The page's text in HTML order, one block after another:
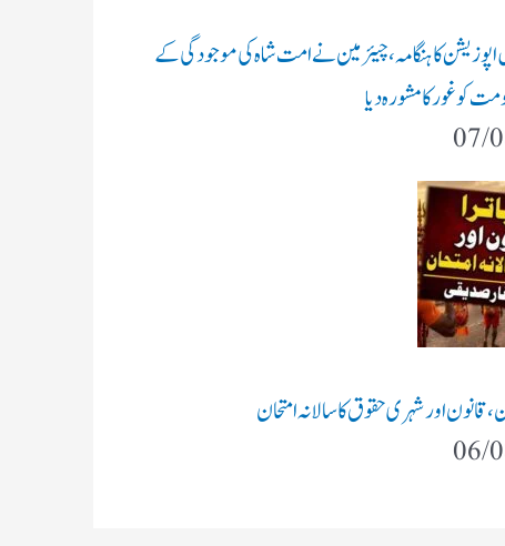
اپوزیشن کا ہنگامہ، چیئرمین نے امت شاہ کی موجودگی کے
کو غور کا مشورہ دیا
07/
اور شہری حقوق کا سالانہ امتحان
06/